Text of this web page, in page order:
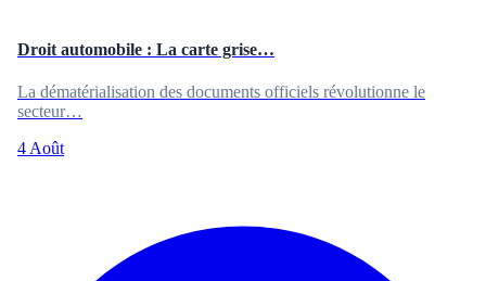
Droit automobile : La carte grise…
La dématérialisation des documents officiels révolutionne le
secteur…
4 Août